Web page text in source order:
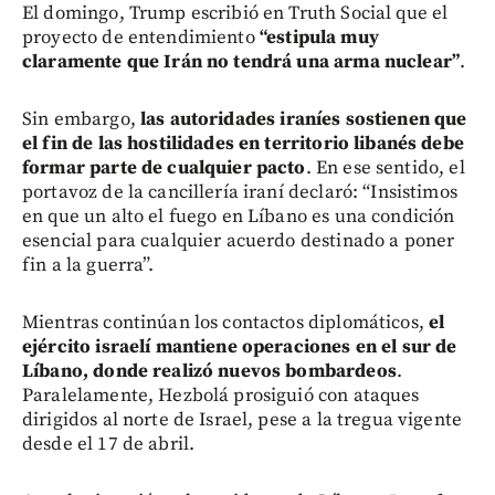
El domingo, Trump escribió en Truth Social que el
proyecto de entendimiento“estipula muy
claramente que Irán no tendrá una arma nuclear”.
Sin embargo, las autoridades iraníes sostienen que
el fin de las hostilidades en territorio libanés debe
formar parte de cualquier pacto. En ese sentido, el
portavoz de la cancillería iraní declaró: “Insistimos
en que un alto el fuego en Líbano es una condición
esencial para cualquier acuerdo destinado a poner
fin a la guerra”.
Mientras continúan los contactos diplomáticos, el
ejército israelí mantiene operaciones en el sur de
Líbano, donde realizó nuevos bombardeos.
Paralelamente, Hezbolá prosiguió con ataques
dirigidos al norte de Israel, pese a la tregua vigente
desde el 17 de abril.